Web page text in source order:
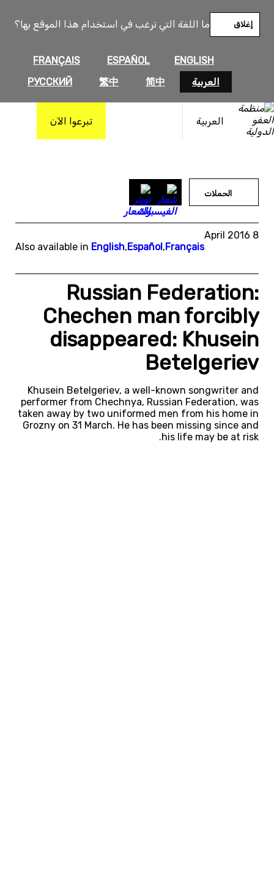
ما اللغة التي ترغب في استخدام هذا الموقع بها؟
ENGLISH
ESPAÑOL
FRANÇAIS
العربية
简中
繁中
РУССКИЙ
إغلاق
العربية تبرعوا الآن
المحتوى
الحملات
8 April 2016
Also available in English,Español,Français
Russian Federation:
Chechen man forcibly
disappeared: Khusein
Betelgeriev
Khusein Betelgeriev, a well-known songwriter and
performer from Chechnya, Russian Federation, was
taken away by two uniformed men from his home in
Grozny on 31 March. He has been missing since and
his life may be at risk.